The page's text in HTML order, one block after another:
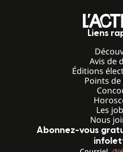
Liens
Avis de
Éditions
Points
Les
Nous
Abonnez-vous